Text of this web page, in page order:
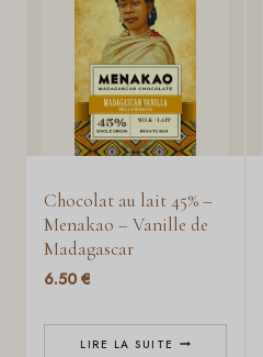
Chocolat au lait 45% –
Menakao – Vanille de
Madagascar
6.50 €
LIRE LA SUITE